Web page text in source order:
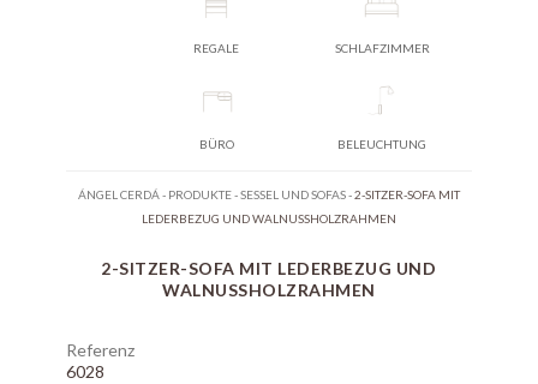
REGALE SCHLAFZIMMER
BÜRO BELEUCHTUNG
ÁNGEL CERDÁ - PRODUKTE-SESSEL UND SOFAS-2-SITZER-SOFA MIT
LEDERBEZUG UND WALNUSSHOLZRAHMEN
2-SITZER-SOFA MIT LEDERBEZUG UND
WALNUSSHOLZRAHMEN
Referenz
6028